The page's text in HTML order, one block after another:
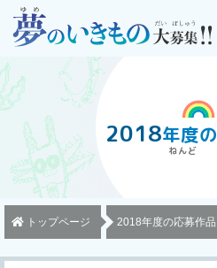
2018年度の
トップページ 2018年度の応募作品